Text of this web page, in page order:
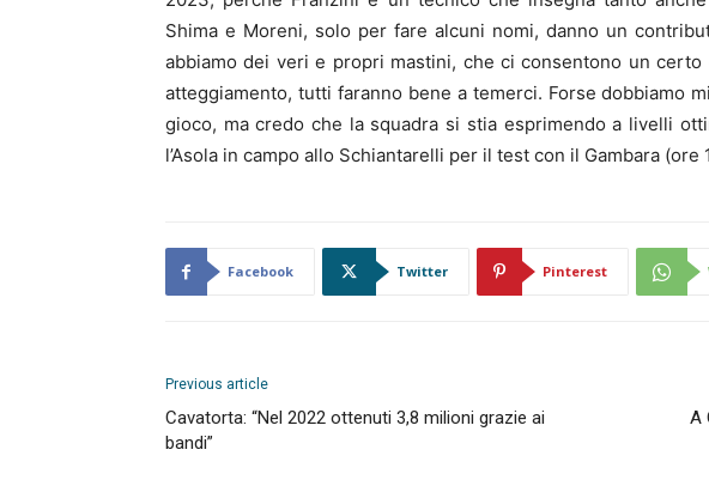
Shima e Moreni, solo per fare alcuni nomi, danno un
abbiamo dei veri e propri mastini, che ci consentono un
atteggiamento, tutti faranno bene a temerci. Forse dobbiamo
gioco, ma credo che la squadra si stia esprimendo a livelli
l’Asola in campo allo Schiantarelli per il test con il Gambara (ore
Facebook Twitter Pinterest
Previous article
Cavatorta: “Nel 2022 ottenuti 3,8 milioni grazie ai
bandi”
A